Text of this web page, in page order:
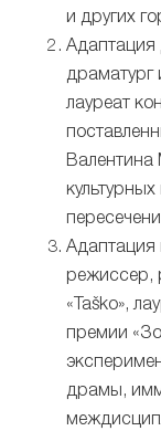
и других
Адаптация
драматург
лауреат
Валентина
Адаптация
режиссер,
«Taško»,
премии
драмы,